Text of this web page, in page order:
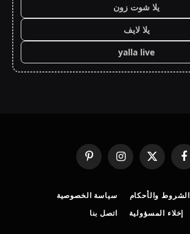
يلا شوت زون
يلا لايف
yalla live
فيسبوك
X
(Twitter)
الانستغرامبينتيريست
الشروط والأحكام
سياسة الخصوصية
إخلاء المسؤولية
اتصل بنا